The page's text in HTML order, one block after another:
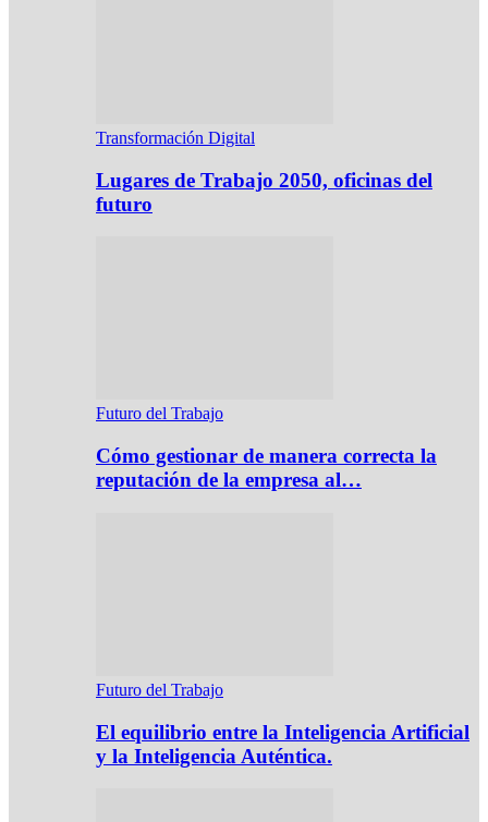
Transformación Digital
Lugares de Trabajo 2050, oficinas del
futuro
Futuro del Trabajo
Cómo gestionar de manera correcta la
reputación de la empresa al…
Futuro del Trabajo
El equilibrio entre la Inteligencia Artificial
y la Inteligencia Auténtica.